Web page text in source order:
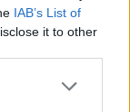
IAB’s List of
it to other
more Google